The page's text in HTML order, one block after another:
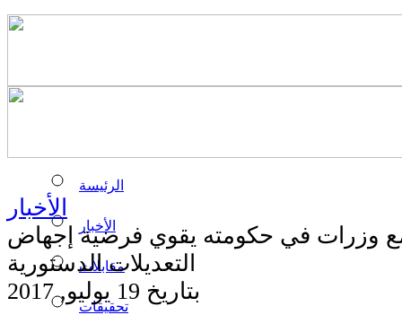
الرئيسة
الأخبار
مقابلات
تحقيقات
الأخبار
مع وزرات في حكومته يقوي فرضية إجهاض
التعديلات الدستورية
بتاريخ 19 يوليو, 2017